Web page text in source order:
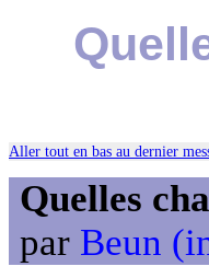
Aller tout en bas au dernier
Quelles
par Beun